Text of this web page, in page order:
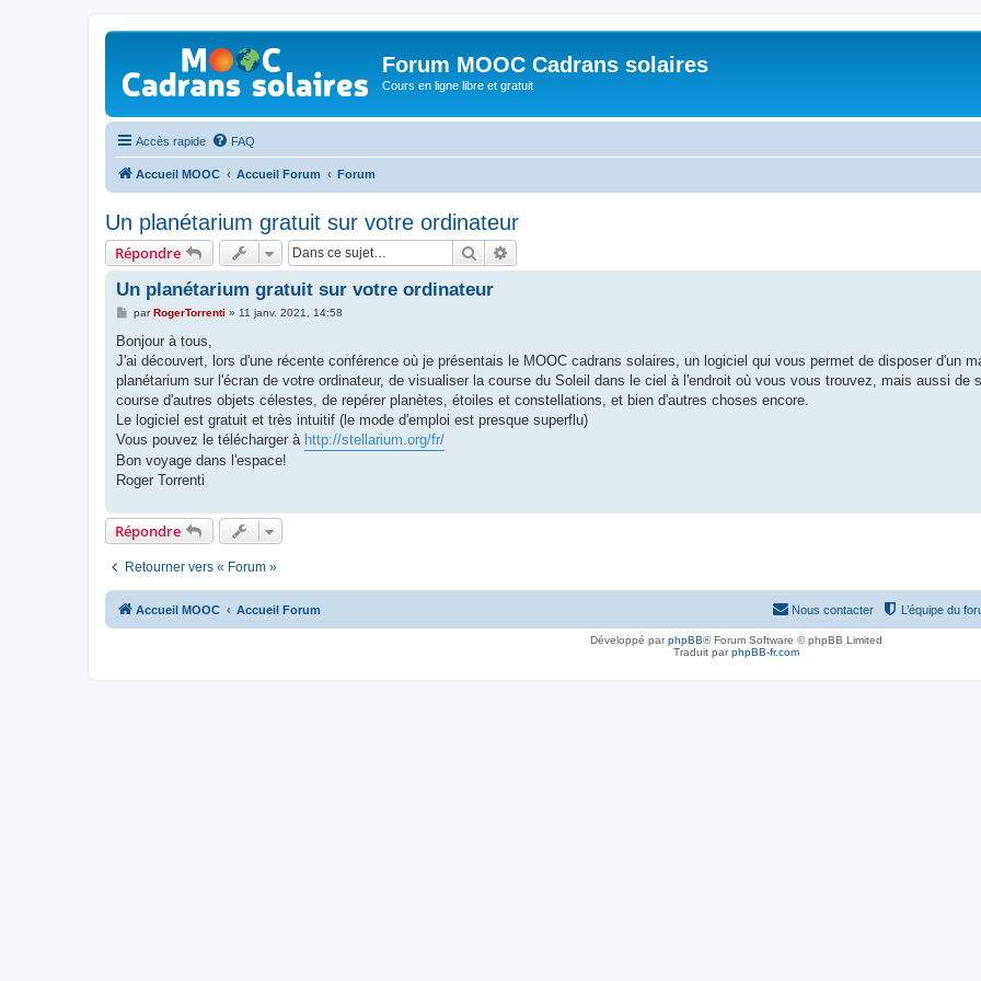
Forum MOOC Cadrans solaires
Cours en ligne libre et gratuit
Accès rapide FAQ
Accueil MOOC Accueil Forum Forum
Un planétarium gratuit sur votre ordinateur
Répondre Rechercher
Un planétarium gratuit sur votre ordinateur
M
s
a
g
parRogerTorrenti » 11 janv. 2021, 14:58
Bonjour à tous,
J'ai découvert, lors d'une récente conférence où je présentais le MOOC cadrans solaires, un logiciel qui vous permet de disposer d'un
planétarium sur l'écran de votre ordinateur, de visualiser la course du Soleil dans le ciel à l'endroit où vous vous trouvez, mais aussi de
course d'autres objets célestes, de repérer planètes, étoiles et constellations, et bien d'autres choses encore.
Le logiciel est gratuit et très intuitif (le mode d'emploi est presque superflu)
Vous pouvez le télécharger à http://stellarium.org/fr/
Bon voyage dans l'espace!
Roger Torrenti
Répondre
Retourner vers « Forum »
Accueil MOOC Accueil Forum L’équipe du
Nous contacter
Développé parphpBB® Forum Software © phpBB Limited
Traduit parphpBB-fr.com